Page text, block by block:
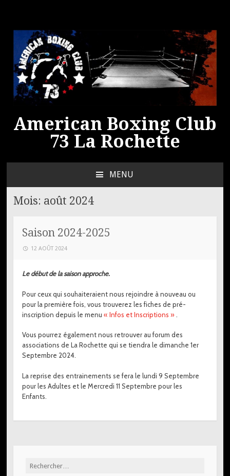
American Boxing Club
73 La Rochette
MENU
CONTENU
Mois: août 2024
Saison 2024-2025
12 AOÛT 2024
Le début de la saison approche.
Pour ceux qui souhaiteraient nous rejoindre à nouveau ou
pour la première fois, vous trouverez les fiches de pré-
inscription depuis le menu« Infos et Inscriptions » .
Vous pourrez également nous retrouver au forum des
associations de La Rochette qui se tiendra le dimanche 1er
Septembre 2024.
La reprise des entrainements se fera le lundi 9 Septembre
pour les Adultes et le Mercredi 11 Septembre pour les
Enfants.
Rechercher :